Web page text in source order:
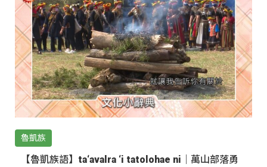
魯凱族
【魯凱族語】ta‘avalra ‘i tatolohae ni｜萬山部落勇